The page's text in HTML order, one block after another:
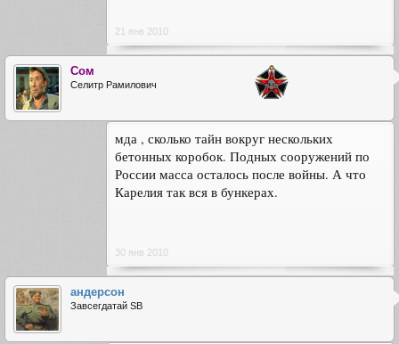
21 янв 2010
Сом
Селитр Рамилович
мда , сколько тайн вокруг нескольких
бетонных коробок. Подных сооружений по
России масса осталось после войны. А что
Карелия так вся в бункерах.
30 янв 2010
андерсон
Завсегдатай SB